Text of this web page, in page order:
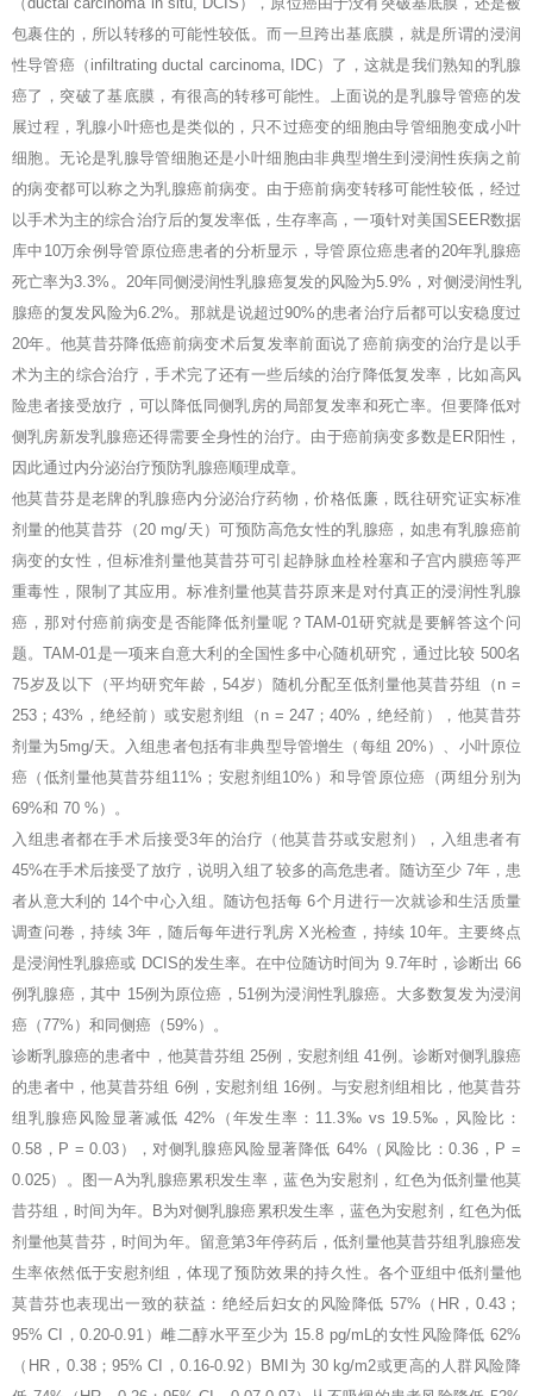
包裹住的，所以转移的可能性较低。而一旦跨出基底膜，就是所谓的浸润
性导管癌（infiltrating ductal carcinoma, IDC）了，这就是我们熟知的乳腺
癌了，突破了基底膜，有很高的转移可能性。上面说的是乳腺导管癌的发
展过程，乳腺小叶癌也是类似的，只不过癌变的细胞由导管细胞变成小叶
细胞。无论是乳腺导管细胞还是小叶细胞由非典型增生到浸润性疾病之前
的病变都可以称之为乳腺癌前病变。由于癌前病变转移可能性较低，经过
以手术为主的综合治疗后的复发率低，生存率高，一项针对美国SEER数据
库中10万余例导管原位癌患者的分析显示，导管原位癌患者的20年乳腺癌
死亡率为3.3%。20年同侧浸润性乳腺癌复发的风险为5.9%，对侧浸润性乳
腺癌的复发风险为6.2%。那就是说超过90%的患者治疗后都可以安稳度过
20年。他莫昔芬降低癌前病变术后复发率前面说了癌前病变的治疗是以手
术为主的综合治疗，手术完了还有一些后续的治疗降低复发率，比如高风
险患者接受放疗，可以降低同侧乳房的局部复发率和死亡率。但要降低对
侧乳房新发乳腺癌还得需要全身性的治疗。由于癌前病变多数是ER阳性，
因此通过内分泌治疗预防乳腺癌顺理成章。
他莫昔芬是老牌的乳腺癌内分泌治疗药物，价格低廉，既往研究证实标准
剂量的他莫昔芬（20 mg/天）可预防高危女性的乳腺癌，如患有乳腺癌前
病变的女性，但标准剂量他莫昔芬可引起静脉血栓栓塞和子宫内膜癌等严
重毒性，限制了其应用。标准剂量他莫昔芬原来是对付真正的浸润性乳腺
癌，那对付癌前病变是否能降低剂量呢？TAM-01研究就是要解答这个问
题。TAM-01是一项来自意大利的全国性多中心随机研究，通过比较 500名
75岁及以下（平均研究年龄，54岁）随机分配至低剂量他莫昔芬组（n =
253；43%，绝经前）或安慰剂组（n = 247；40%，绝经前），他莫昔芬
剂量为5mg/天。入组患者包括有非典型导管增生（每组 20%）、小叶原位
癌（低剂量他莫昔芬组11%；安慰剂组10%）和导管原位癌（两组分别为
69%和 70 %）。
入组患者都在手术后接受3年的治疗（他莫昔芬或安慰剂），入组患者有
45%在手术后接受了放疗，说明入组了较多的高危患者。随访至少 7年，患
者从意大利的 14个中心入组。随访包括每 6个月进行一次就诊和生活质量
调查问卷，持续 3年，随后每年进行乳房 X光检查，持续 10年。主要终点
是浸润性乳腺癌或 DCIS的发生率。在中位随访时间为 9.7年时，诊断出 66
例乳腺癌，其中 15例为原位癌，51例为浸润性乳腺癌。大多数复发为浸润
癌（77%）和同侧癌（59%）。
诊断乳腺癌的患者中，他莫昔芬组 25例，安慰剂组 41例。诊断对侧乳腺癌
的患者中，他莫昔芬组 6例，安慰剂组 16例。与安慰剂组相比，他莫昔芬
组乳腺癌风险显著减低 42%（年发生率：11.3‰ vs 19.5‰，风险比：
0.58，P = 0.03），对侧乳腺癌风险显著降低 64%（风险比：0.36，P =
0.025）。图一A为乳腺癌累积发生率，蓝色为安慰剂，红色为低剂量他莫
昔芬组，时间为年。B为对侧乳腺癌累积发生率，蓝色为安慰剂，红色为低
剂量他莫昔芬，时间为年。留意第3年停药后，低剂量他莫昔芬组乳腺癌发
生率依然低于安慰剂组，体现了预防效果的持久性。各个亚组中低剂量他
莫昔芬也表现出一致的获益：绝经后妇女的风险降低 57%（HR，0.43；
95% CI，0.20-0.91）雌二醇水平至少为 15.8 pg/mL的女性风险降低 62%
（HR，0.38；95% CI，0.16-0.92）BMI为 30 kg/m2或更高的人群风险降